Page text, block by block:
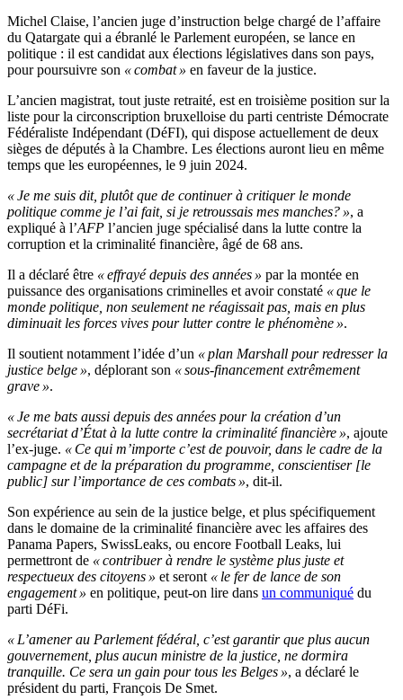
Michel Claise, l’ancien juge d’instruction belge chargé de l’affaire
du Qatargate qui a ébranlé le Parlement européen, se lance en
politique : il est candidat aux élections législatives dans son pays,
pour poursuivre son « combat » en faveur de la justice.
L’ancien magistrat, tout juste retraité, est en troisième position sur la
liste pour la circonscription bruxelloise du parti centriste Démocrate
Fédéraliste Indépendant (DéFI), qui dispose actuellement de deux
sièges de députés à la Chambre. Les élections auront lieu en même
temps que les européennes, le 9 juin 2024.
« Je me suis dit, plutôt que de continuer à critiquer le monde
politique comme je l’ai fait, si je retroussais mes manches? », a
expliqué à l’AFP l’ancien juge spécialisé dans la lutte contre la
corruption et la criminalité financière, âgé de 68 ans.
Il a déclaré être « effrayé depuis des années » par la montée en
puissance des organisations criminelles et avoir constaté « que le
monde politique, non seulement ne réagissait pas, mais en plus
diminuait les forces vives pour lutter contre le phénomène ».
Il soutient notamment l’idée d’un « plan Marshall pour redresser la
justice belge », déplorant son « sous-financement extrêmement
grave ».
« Je me bats aussi depuis des années pour la création d’un
secrétariat d’État à la lutte contre la criminalité financière », ajoute
l’ex-juge. « Ce qui m’importe c’est de pouvoir, dans le cadre de la
campagne et de la préparation du programme, conscientiser [le
public] sur l’importance de ces combats », dit-il.
Son expérience au sein de la justice belge, et plus spécifiquement
dans le domaine de la criminalité financière avec les affaires des
Panama Papers, SwissLeaks, ou encore Football Leaks, lui
permettront de « contribuer à rendre le système plus juste et
respectueux des citoyens » et seront « le fer de lance de son
engagement » en politique, peut-on lire dans un communiqué du
parti DéFi.
« L’amener au Parlement fédéral, c’est garantir que plus aucun
gouvernement, plus aucun ministre de la justice, ne dormira
tranquille. Ce sera un gain pour tous les Belges », a déclaré le
président du parti, François De Smet.